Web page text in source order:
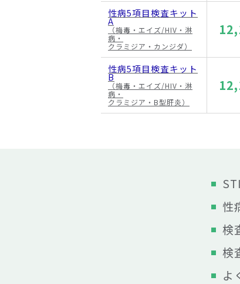
性病5項目検査キット
A
（梅毒・エイズ/HIV・淋
病・
クラミジア・カンジダ）
性病5項目検査キット
B
（梅毒・エイズ/HIV・淋
病・
クラミジア・B型肝炎）
性
検
検
よ